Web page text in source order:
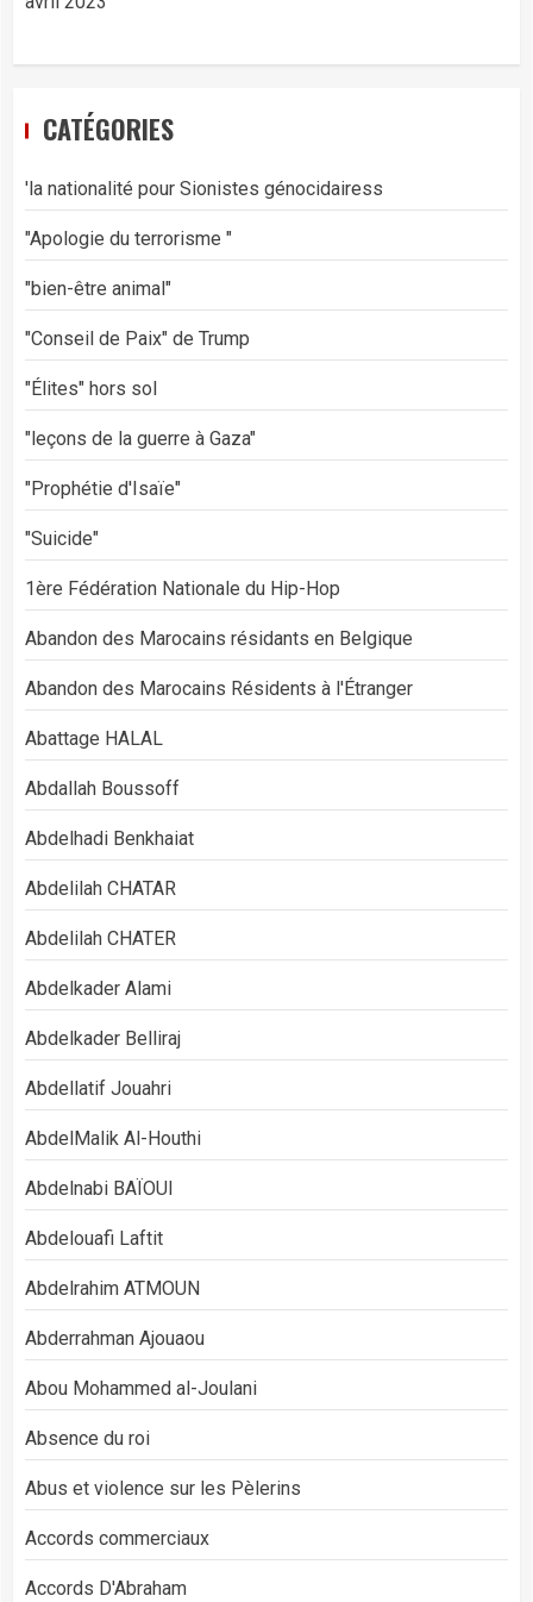
CATÉGORIES
'la nationalité pour Sionistes génocidairess
"Apologie du terrorisme "
"bien-être animal"
"Conseil de Paix" de Trump
"Élites" hors sol
"leçons de la guerre à Gaza"
"Prophétie d'Isaïe"
"Suicide"
1ère Fédération Nationale du Hip-Hop
Abandon des Marocains résidants en Belgique
Abandon des Marocains Résidents à l'Étranger
Abattage HALAL
Abdallah Boussoff
Abdelhadi Benkhaiat
Abdelilah CHATAR
Abdelilah CHATER
Abdelkader Alami
Abdelkader Belliraj
Abdellatif Jouahri
AbdelMalik Al-Houthi
Abdelnabi BAÏOUI
Abdelouafi Laftit
Abdelrahim ATMOUN
Abderrahman Ajouaou
Abou Mohammed al-Joulani
Absence du roi
Abus et violence sur les Pèlerins
Accords commerciaux
Accords D'Abraham